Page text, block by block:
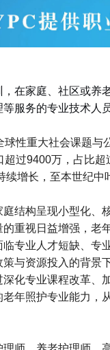
在家庭、社区或养
服务的专业技术人员
性重大社会课题与
超过9400万，占比超
续增长，至本世纪中
结构呈现小型化、
重视日益增强，老
专业人才短缺、专
与资源投入的背景
化专业课程改革、
年照护专业能力，